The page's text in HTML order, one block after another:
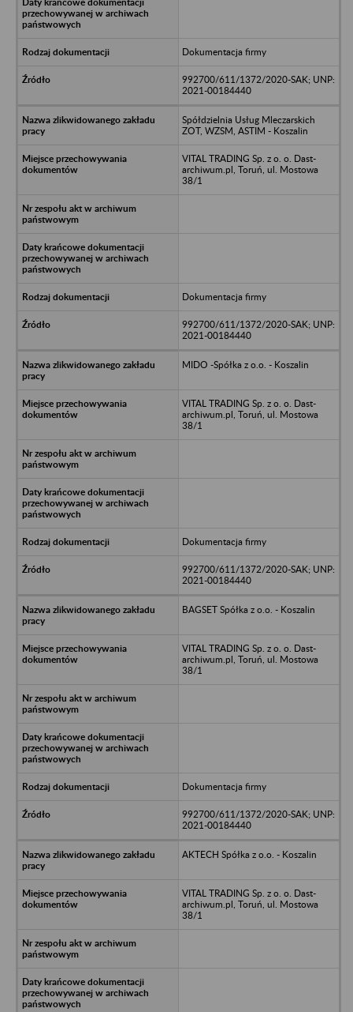
Dokumentacja firmy
992700/611/1372/2020-SAK; UNP:
2021-00184440
Spółdzielnia Usług Mleczarskich
ZOT, WZSM, ASTIM - Koszalin
VITAL TRADING Sp. z o. o. Dast-
archiwum.pl, Toruń, ul. Mostowa
38/1
Dokumentacja firmy
992700/611/1372/2020-SAK; UNP:
2021-00184440
MIDO -Spółka z o.o. - Koszalin
VITAL TRADING Sp. z o. o. Dast-
archiwum.pl, Toruń, ul. Mostowa
38/1
Dokumentacja firmy
992700/611/1372/2020-SAK; UNP:
2021-00184440
BAGSET Spółka z o.o. - Koszalin
VITAL TRADING Sp. z o. o. Dast-
archiwum.pl, Toruń, ul. Mostowa
38/1
Dokumentacja firmy
992700/611/1372/2020-SAK; UNP:
2021-00184440
AKTECH Spółka z o.o. - Koszalin
VITAL TRADING Sp. z o. o. Dast-
archiwum.pl, Toruń, ul. Mostowa
38/1